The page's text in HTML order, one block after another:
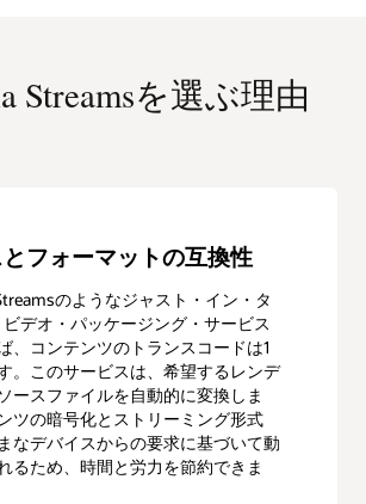
Streamsを選ぶ理由
フォーマットの互換性
のようなジャスト・イン・タ
デオ・パッケージング・サービス
、コンテンツのトランスコードは1
。このサービスは、希望するレンデ
ースファイルを自動的に変換しま
ツの暗号化とストリーミング形式
なデバイスからの要求に基づいて動
るため、時間と労力を節約できま